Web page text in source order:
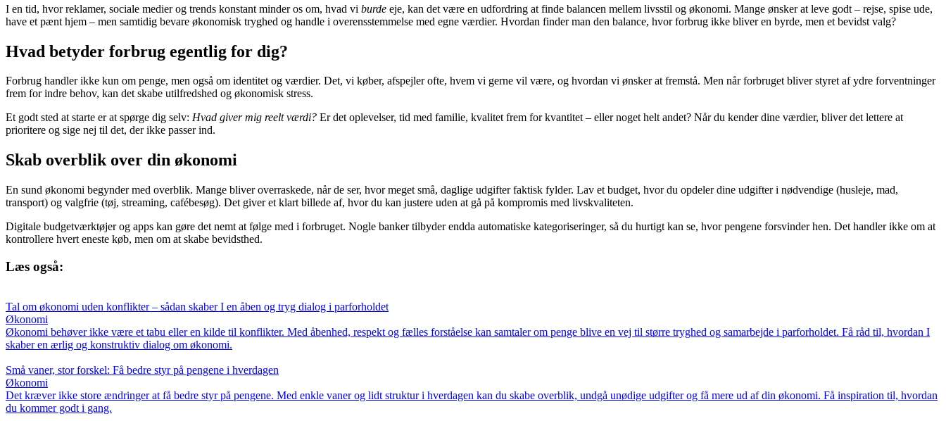
I en tid, hvor reklamer, sociale medier og trends konstant minder os om, hvad vi burde eje, kan det være en udfordring at finde balancen mellem livsstil og økonomi. Mange ønsker at leve godt – rejse, spise ude,
have et pænt hjem – men samtidig bevare økonomisk tryghed og handle i overensstemmelse med egne værdier. Hvordan finder man den balance, hvor forbrug ikke bliver en byrde, men et bevidst valg?
Hvad betyder forbrug egentlig for dig?
Forbrug handler ikke kun om penge, men også om identitet og værdier. Det, vi køber, afspejler ofte, hvem vi gerne vil være, og hvordan vi ønsker at fremstå. Men når forbruget bliver styret af ydre forventninger
frem for indre behov, kan det skabe utilfredshed og økonomisk stress.
Et godt sted at starte er at spørge dig selv: Hvad giver mig reelt værdi? Er det oplevelser, tid med familie, kvalitet frem for kvantitet – eller noget helt andet? Når du kender dine værdier, bliver det lettere at
prioritere og sige nej til det, der ikke passer ind.
Skab overblik over din økonomi
En sund økonomi begynder med overblik. Mange bliver overraskede, når de ser, hvor meget små, daglige udgifter faktisk fylder. Lav et budget, hvor du opdeler dine udgifter i nødvendige (husleje, mad,
transport) og valgfrie (tøj, streaming, cafébesøg). Det giver et klart billede af, hvor du kan justere uden at gå på kompromis med livskvaliteten.
Digitale budgetværktøjer og apps kan gøre det nemt at følge med i forbruget. Nogle banker tilbyder endda automatiske kategoriseringer, så du hurtigt kan se, hvor pengene forsvinder hen. Det handler ikke om at
kontrollere hvert eneste køb, men om at skabe bevidsthed.
Læs også:
Tal om økonomi uden konflikter – sådan skaber I en åben og tryg dialog i parforholdet
Økonomi
Økonomi behøver ikke være et tabu eller en kilde til konflikter. Med åbenhed, respekt og fælles forståelse kan samtaler om penge blive en vej til større tryghed og samarbejde i parforholdet. Få råd til, hvordan I
skaber en ærlig og konstruktiv dialog om økonomi.
Små vaner, stor forskel: Få bedre styr på pengene i hverdagen
Økonomi
Det kræver ikke store ændringer at få bedre styr på pengene. Med enkle vaner og lidt struktur i hverdagen kan du skabe overblik, undgå unødige udgifter og få mere ud af din økonomi. Få inspiration til, hvordan
du kommer godt i gang.